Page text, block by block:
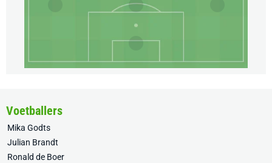
Voetballers
Mika Godts
Julian Brandt
Ronald de Boer